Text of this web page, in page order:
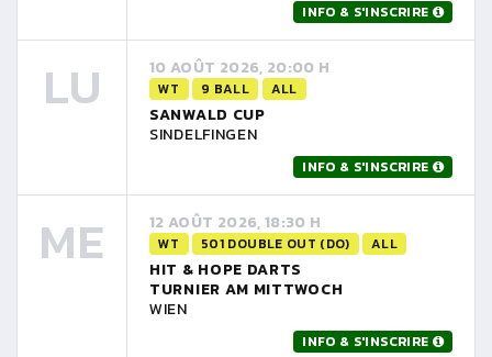
INFO & S'INSCRIRE
LU 10 AOÛT 2026, 20:00 H
WT 9 BALL ALL
SANWALD CUP
SINDELFINGEN
INFO & S'INSCRIRE
ME 12 AOÛT 2026, 18:30 H
WT 501 DOUBLE OUT (DO) ALL
HIT & HOPE DARTS
TURNIER AM MITTWOCH
WIEN
INFO & S'INSCRIRE